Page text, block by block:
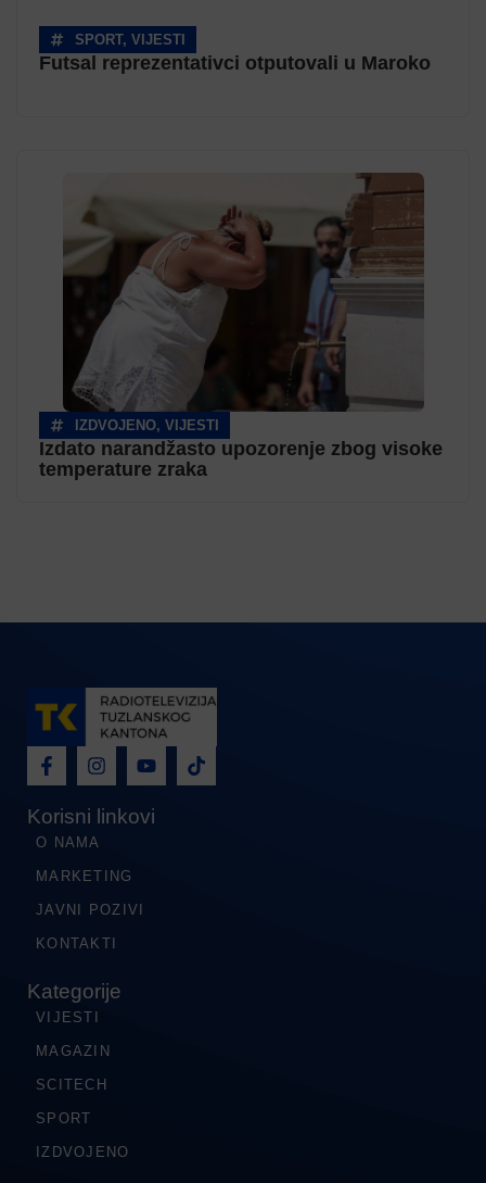
SPORT, VIJESTI
Futsal reprezentativci otputovali u Maroko
IZDVOJENO, VIJESTI
Izdato narandžasto upozorenje zbog visoke
temperature zraka
Korisni linkovi
O NAMA
MARKETING
JAVNI POZIVI
KONTAKTI
Kategorije
VIJESTI
MAGAZIN
SCITECH
SPORT
IZDVOJENO